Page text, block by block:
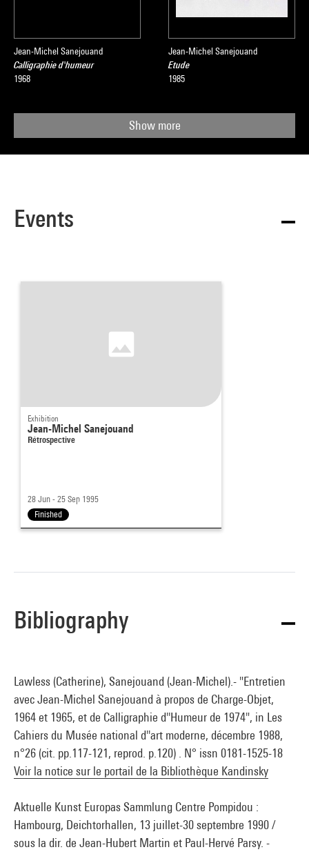
Jean-Michel Sanejouand
Calligraphie d'humeur
1968
Jean-Michel Sanejouand
Etude
1985
Show more
Events
Exhibition
Jean-Michel Sanejouand
Rétrospective
28 Jun - 25 Sep 1995
Finished
Bibliography
Lawless (Catherine), Sanejouand (Jean-Michel).- "Entretien
avec Jean-Michel Sanejouand à propos de Charge-Objet,
1964 et 1965, et de Calligraphie d''Humeur de 1974", in Les
Cahiers du Musée national d''art moderne, décembre 1988,
n°26 (cit. pp.117-121, reprod. p.120) . N° issn 0181-1525-18
Voir la notice sur le portail de la Bibliothèque Kandinsky
Aktuelle Kunst Europas Sammlung Centre Pompidou :
Hambourg, Deichtorhallen, 13 juillet-30 septembre 1990 /
sous la dir. de Jean-Hubert Martin et Paul-Hervé Parsy. -